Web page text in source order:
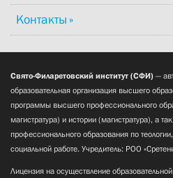
Контакты
Свято-Филаретовский институт (СФИ) —
образовательная организация высшего
программы высшего профессионального
магистратура) и истории (магистратура), а
профессионального образования по
социальной работе. Учредитель: РОО
Лицензия на осуществление